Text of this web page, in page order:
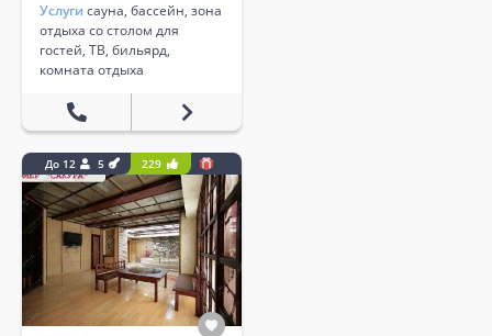
Услуги сауна, бассейн, зона
отдыха со столом для
гостей, ТВ, бильярд,
комната отдыха
До 12 5 229